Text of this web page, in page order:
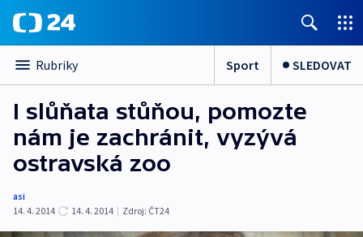
Rubriky Sport SLEDOVAT
I slůňata stůňou, pomozte
nám je zachránit, vyzývá
ostravská zoo
asi
14. 4. 2014
14. 4. 2014 | Zdroj: ČT24